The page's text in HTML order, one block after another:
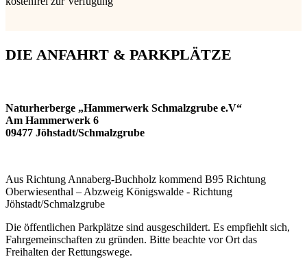
DIE ANFAHRT & PARKPLÄTZE
Naturherberge „Hammerwerk Schmalzgrube e.V“
Am Hammerwerk 6
09477 Jöhstadt/Schmalzgrube
Aus Richtung Annaberg-Buchholz kommend B95 Richtung
Oberwiesenthal – Abzweig Königswalde - Richtung
Jöhstadt/Schmalzgrube
Die öffentlichen Parkplätze sind ausgeschildert. Es empfiehlt sich,
Fahrgemeinschaften zu gründen. Bitte beachte vor Ort das
Freihalten der Rettungswege.